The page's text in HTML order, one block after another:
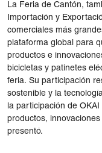
La Feria de Cantón,
Importación y
comerciales más
plataforma global para
productos e
bicicletas y patinetes
feria. Su participación
sostenible y la
la participación de
productos,
presentó.